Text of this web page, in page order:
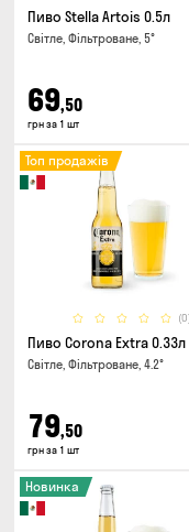
Пиво Stella Artois 0.5л
Світле, Фільтроване, 5°
69,50
грн за 1 шт
Топ продажів
Пиво Corona Extra 0.33л
Світле, Фільтроване, 4.2°
79,50
грн за 1 шт
Новинка